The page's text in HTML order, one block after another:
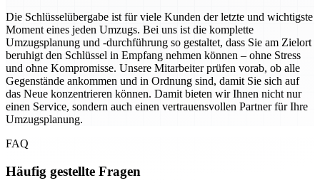
Die Schlüsselübergabe ist für viele Kunden der letzte und wichtigste
Moment eines jeden Umzugs. Bei uns ist die komplette
Umzugsplanung und -durchführung so gestaltet, dass Sie am Zielort
beruhigt den Schlüssel in Empfang nehmen können – ohne Stress
und ohne Kompromisse. Unsere Mitarbeiter prüfen vorab, ob alle
Gegenstände ankommen und in Ordnung sind, damit Sie sich auf
das Neue konzentrieren können. Damit bieten wir Ihnen nicht nur
einen Service, sondern auch einen vertrauensvollen Partner für Ihre
Umzugsplanung.
FAQ
Häufig gestellte Fragen